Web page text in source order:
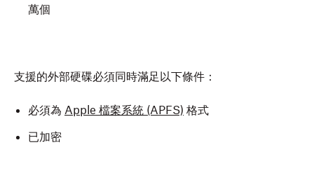
萬個
支援的外部硬碟必須同時滿足以下條件：
必須為 Apple 檔案系統 (APFS) 格式
已加密